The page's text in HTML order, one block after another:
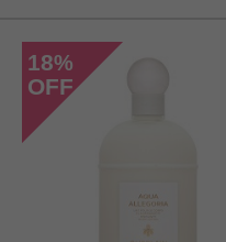
18%
OFF